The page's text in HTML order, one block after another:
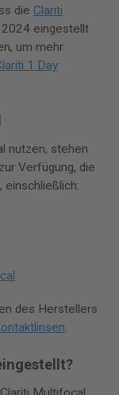
die Clariti
2024 eingestellt
um mehr
1 Day
nutzen, stehen
Verfügung, die
einschließlich:
des Herstellers
.